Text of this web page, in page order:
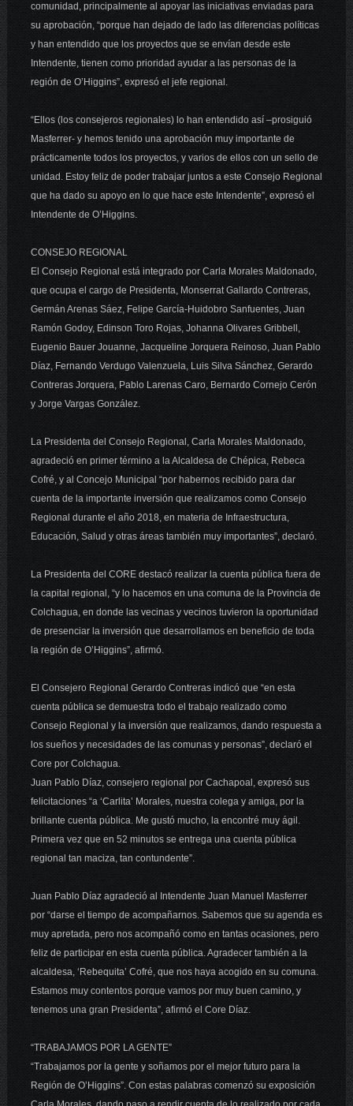
comunidad, principalmente al apoyar las iniciativas enviadas para
su aprobación, “porque han dejado de lado las diferencias políticas
y han entendido que los proyectos que se envían desde este
Intendente, tienen como prioridad ayudar a las personas de la
región de O’Higgins”, expresó el jefe regional.
“Ellos (los consejeros regionales) lo han entendido así –prosiguió
Masferrer- y hemos tenido una aprobación muy importante de
prácticamente todos los proyectos, y varios de ellos con un sello de
unidad. Estoy feliz de poder trabajar juntos a este Consejo Regional
que ha dado su apoyo en lo que hace este Intendente”, expresó el
Intendente de O’Higgins.
CONSEJO REGIONAL
El Consejo Regional está integrado por Carla Morales Maldonado,
que ocupa el cargo de Presidenta, Monserrat Gallardo Contreras,
Germán Arenas Sáez, Felipe García-Huidobro Sanfuentes, Juan
Ramón Godoy, Edinson Toro Rojas, Johanna Olivares Gribbell,
Eugenio Bauer Jouanne, Jacqueline Jorquera Reinoso, Juan Pablo
Díaz, Fernando Verdugo Valenzuela, Luis Silva Sánchez, Gerardo
Contreras Jorquera, Pablo Larenas Caro, Bernardo Cornejo Cerón
y Jorge Vargas González.
La Presidenta del Consejo Regional, Carla Morales Maldonado,
agradeció en primer término a la Alcaldesa de Chépica, Rebeca
Cofré, y al Concejo Municipal “por habernos recibido para dar
cuenta de la importante inversión que realizamos como Consejo
Regional durante el año 2018, en materia de Infraestructura,
Educación, Salud y otras áreas también muy importantes”, declaró.
La Presidenta del CORE destacó realizar la cuenta pública fuera de
la capital regional, “y lo hacemos en una comuna de la Provincia de
Colchagua, en donde las vecinas y vecinos tuvieron la oportunidad
de presenciar la inversión que desarrollamos en beneficio de toda
la región de O’Higgins”, afirmó.
El Consejero Regional Gerardo Contreras indicó que “en esta
cuenta pública se demuestra todo el trabajo realizado como
Consejo Regional y la inversión que realizamos, dando respuesta a
los sueños y necesidades de las comunas y personas”, declaró el
Core por Colchagua.
Juan Pablo Díaz, consejero regional por Cachapoal, expresó sus
felicitaciones“a ‘Carlita’ Morales, nuestra colega y amiga, por la
brillante cuenta pública. Me gustó mucho, la encontré muy ágil.
Primera vez que en 52 minutos se entrega una cuenta pública
regional tan maciza, tan contundente”.
Juan Pablo Díaz agradeció al Intendente Juan Manuel Masferrer
por “darse el tiempo de acompañarnos. Sabemos que su agenda es
muy apretada, pero nos acompañó como en tantas ocasiones, pero
feliz de participar en esta cuenta pública. Agradecer también a la
alcaldesa, ‘Rebequita’ Cofré, que nos haya acogido en su comuna.
Estamos muy contentos porque vamos por muy buen camino, y
tenemos una gran Presidenta”, afirmó el Core Díaz.
“TRABAJAMOS POR LA GENTE”
“Trabajamos por la gente y soñamos por el mejor futuro para la
Región de O’Higgins”. Con estas palabras comenzó su exposición